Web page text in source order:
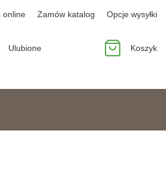
online Zamów katalog Opcje wysyłki
Ulubione Koszyk